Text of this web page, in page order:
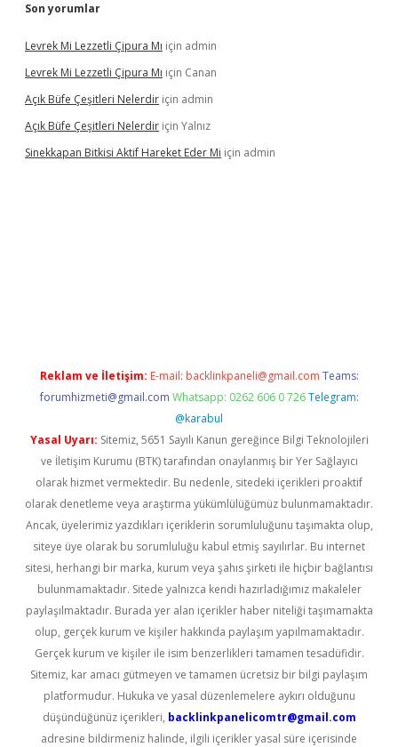
Son yorumlar
Levrek Mi Lezzetli Çipura Mı için admin
Levrek Mi Lezzetli Çipura Mı için Canan
Açık Büfe Çeşitleri Nelerdir için admin
Açık Büfe Çeşitleri Nelerdir için Yalnız
Sinekkapan Bitkisi Aktif Hareket Eder Mi için admin
Reklam ve İletişim: E-mail: backlinkpaneli@gmail.com Teams:
forumhizmeti@gmail.com Whatsapp: 0262 606 0 726 Telegram:
@karabul
Yasal Uyarı: Sitemiz, 5651 Sayılı Kanun gereğince Bilgi Teknolojileri
ve İletişim Kurumu (BTK) tarafından onaylanmış bir Yer Sağlayıcı
olarak hizmet vermektedir. Bu nedenle, sitedeki içerikleri proaktif
olarak denetleme veya araştırma yükümlülüğümüz bulunmamaktadır.
Ancak, üyelerimiz yazdıkları içeriklerin sorumluluğunu taşımakta olup,
siteye üye olarak bu sorumluluğu kabul etmiş sayılırlar. Bu internet
sitesi, herhangi bir marka, kurum veya şahıs şirketi ile hiçbir bağlantısı
bulunmamaktadır. Sitede yalnızca kendi hazırladığımız makaleler
paylaşılmaktadır. Burada yer alan içerikler haber niteliği taşımamakta
olup, gerçek kurum ve kişiler hakkında paylaşım yapılmamaktadır.
Gerçek kurum ve kişiler ile isim benzerlikleri tamamen tesadüfidir.
Sitemiz, kar amacı gütmeyen ve tamamen ücretsiz bir bilgi paylaşım
platformudur. Hukuka ve yasal düzenlemelere aykırı olduğunu
düşündüğünüz içerikleri, backlinkpanelicomtr@gmail.com
adresine bildirmeniz halinde, ilgili içerikler yasal süre içerisinde